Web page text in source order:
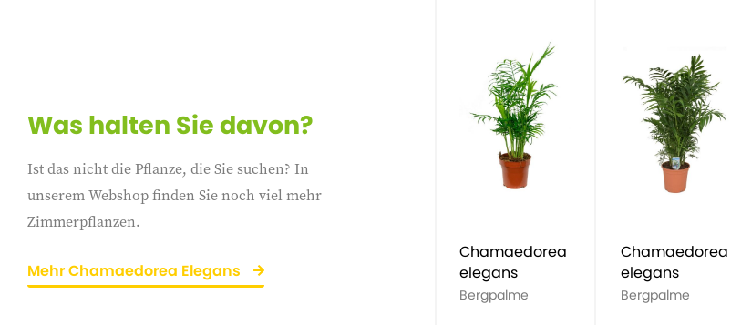
Was halten Sie davon?
Ist das nicht die Pflanze, die Sie suchen? In
unserem Webshop finden Sie noch viel mehr
Zimmerpflanzen.
Mehr Chamaedorea Elegans
Chamaedorea
elegans
Bergpalme
Chamaedorea
elegans
Bergpalme